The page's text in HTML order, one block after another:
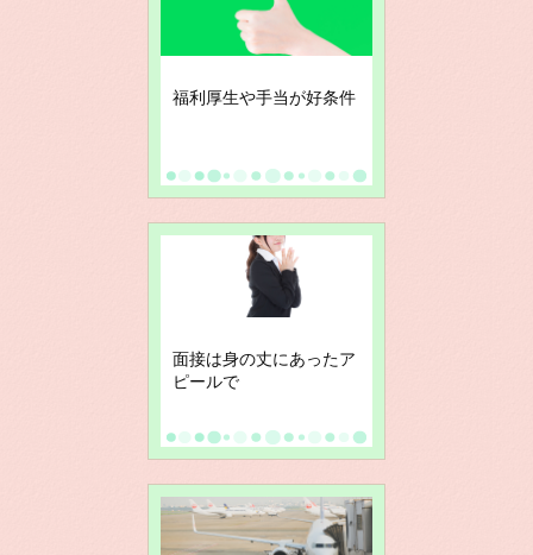
福利厚生や手当が好条件
面接は身の丈にあったア
ピールで